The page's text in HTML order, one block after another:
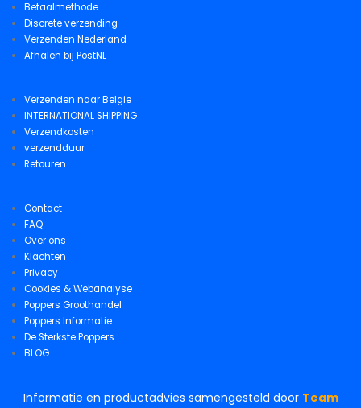
Betaalmethode
Discrete verzending
Verzenden Nederland
Afhalen bij PostNL
Verzenden naar Belgie
INTERNATIONAL SHIPPING
Verzendkosten
verzendduur
Retouren
Contact
FAQ
Over ons
Klachten
Privacy
Cookies & Webanalyse
Poppers Groothandel
Poppers Informatie
De Sterkste Poppers
BLOG
Informatie en productadvies samengesteld door Team